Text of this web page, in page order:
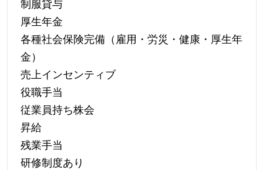
制服貸与
厚生年金
各種社会保険完備（雇用・労災・健康・厚生年
金）
売上インセンティブ
役職手当
従業員持ち株会
昇給
残業手当
研修制度あり